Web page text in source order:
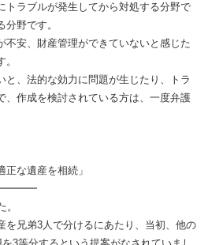
トラブルが発生してから対処する分野で
野です。
不安、財産管理ができていないと感じた
と、法的な効力に問題が生じたり、トラ
、作成を検討されている方は、一度弁護
な遺産を相続」
を兄弟3人で分けるにあたり、当初、他の